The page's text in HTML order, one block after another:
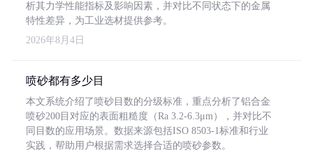
析其力学性能指标及影响因素，并对比不同状态下的金属
特性差异，为工业选材提供参考。
2026年8月4日
喷砂都有多少目
本文系统介绍了喷砂目数的分级标准，重点分析了铝合金
喷砂200目对应的表面粗糙度（Ra 3.2-6.3μm），并对比不
同目数的应用场景。数据来源包括ISO 8503-1标准和行业
实践，帮助用户根据需求选择合适的喷砂参数。